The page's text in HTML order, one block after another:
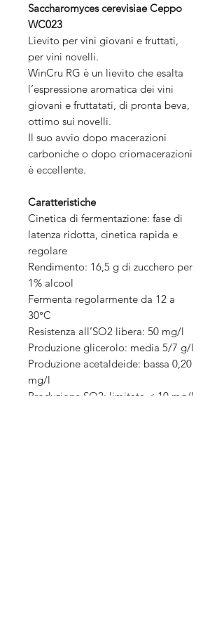
Saccharomyces cerevisiae Ceppo
WC023
Lievito per vini giovani e fruttati,
per vini novelli.
WinCru RG è un lievito che esalta
l’espressione aromatica dei vini
giovani e fruttatati, di pronta beva,
ottimo sui novelli.
Il suo avvio dopo macerazioni
carboniche o dopo criomacerazioni
è eccellente.
Caratteristiche
Cinetica di fermentazione: fase di
latenza ridotta, cinetica rapida e
regolare
Rendimento: 16,5 g di zucchero per
1% alcool
Fermenta regolarmente da 12 a
30°C
Resistenza all’SO2 libera: 50 mg/l
Produzione glicerolo: media 5/7 g/l
Produzione acetaldeide: bassa 0,20
mg/l
Produzione SO2: limitata < 10 mg/l